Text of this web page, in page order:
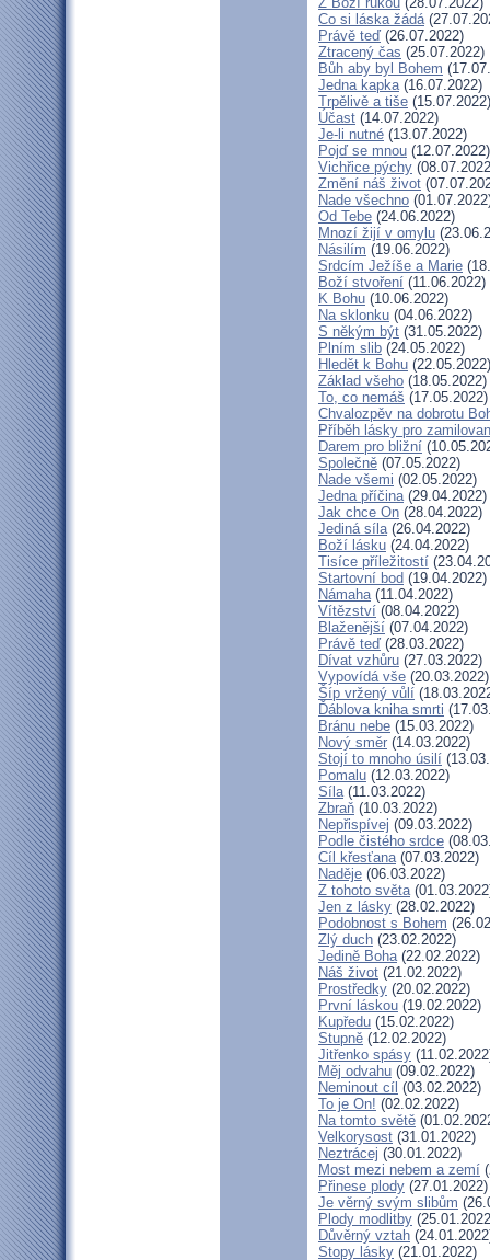
Co si láska žádá
Právě teď (26.07.2022)
Ztracený čas (25.07.2022)
Bůh aby byl Bohem
Jedna kapka(16.07.2022)
Trpělivě a tiše (15.07.2022)
Účast (14.07.2022)
Je-li nutné (13.07.2022)
Pojď se mnou (12.07.2022)
Vichřice pýchy
Změní náš život
Nade všechno
Od Tebe (24.06.2022)
Mnozí žijí v omylu
Násilím (19.06.2022)
Srdcím Ježíše a Marie
Boží stvoření (11.06.2022)
K Bohu (10.06.2022)
Na sklonku (04.06.2022)
S někým být (31.05.2022)
Plním slib (24.05.2022)
Hledět k Bohu (22.05.2022)
Základ všeho (18.05.2022)
To, co nemáš (17.05.2022)
Chvalozpěv na dobrotu
Příběh lásky pro
Darem pro bližní
Společně (07.05.2022)
Nade všemi (02.05.2022)
Jedna příčina(29.04.2022)
Jak chce On (28.04.2022)
Jediná síla(26.04.2022)
Boží lásku (24.04.2022)
Tisíce příležitostí
Startovní bod (19.04.2022)
Námaha(11.04.2022)
Vítězství (08.04.2022)
Blaženější (07.04.2022)
Právě teď (28.03.2022)
Dívat vzhůru (27.03.2022)
Vypovídá vše (20.03.2022)
Šíp vržený vůlí
Ďáblova kniha smrti
Bránu nebe (15.03.2022)
Nový směr (14.03.2022)
Stojí to mnoho úsilí
Pomalu (12.03.2022)
Síla(11.03.2022)
Zbraň (10.03.2022)
Nepřispívej (09.03.2022)
Podle čistého srdce
Cíl křesťana(07.03.2022)
Naděje (06.03.2022)
Z tohoto světa
Jen z lásky (28.02.2022)
Podobnost s Bohem
Zlý duch (23.02.2022)
Jedině Boha(22.02.2022)
Náš život (21.02.2022)
Prostředky (20.02.2022)
První láskou (19.02.2022)
Kupředu (15.02.2022)
Stupně (12.02.2022)
Jitřenko spásy
Měj odvahu (09.02.2022)
Neminout cíl (03.02.2022)
To je On! (02.02.2022)
Na tomto světě
Velkorysost (31.01.2022)
Neztrácej (30.01.2022)
Most mezi nebem a zemí
Přinese plody (27.01.2022)
Je věrný svým slibům
Plody modlitby
Důvěrný vztah
Stopy lásky (21.01.2022)